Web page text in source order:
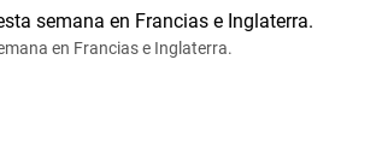
en Francias e Inglaterra.